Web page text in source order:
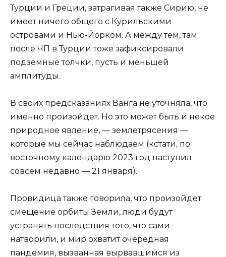
Турции и Греции, затрагивая также Сирию, не
имеет ничего общего с Курильскими
островами и Нью-Йорком. А между тем, там
после ЧП в Турции тоже зафиксировали
подземные толчки, пусть и меньшей
амплитуды.
В своих предсказаниях Ванга не уточняла, что
именно произойдет. Но это может быть и некое
природное явление, — землетрясения —
которые мы сейчас наблюдаем (кстати, по
восточному календарю 2023 год наступил
совсем недавно — 21 января).
Провидица также говорила, что произойдет
смещение орбиты Земли, люди будут
устранять последствия того, что сами
натворили, и мир охватит очередная
пандемия, вызванная вырвавшимся из